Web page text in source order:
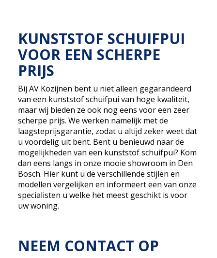
KUNSTSTOF SCHUIFPUI
VOOR EEN SCHERPE
PRIJS
Bij AV Kozijnen bent u niet alleen gegarandeerd
van een kunststof schuifpui van hoge kwaliteit,
maar wij bieden ze ook nog eens voor een zeer
scherpe prijs. We werken namelijk met de
laagsteprijsgarantie, zodat u altijd zeker weet dat
u voordelig uit bent. Bent u benieuwd naar de
mogelijkheden van een kunststof schuifpui? Kom
dan eens langs in onze mooie showroom in Den
Bosch. Hier kunt u de verschillende stijlen en
modellen vergelijken en informeert een van onze
specialisten u welke het meest geschikt is voor
uw woning.
NEEM CONTACT OP